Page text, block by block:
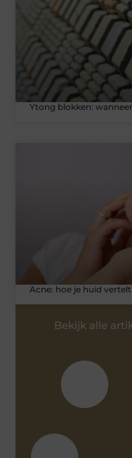
Ytong blokken:
Acne: hoe je huid
Bekijk alle